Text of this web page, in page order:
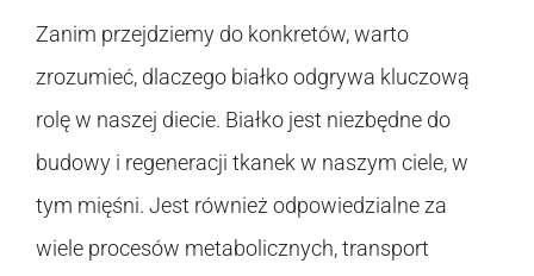
Zanim przejdziemy do konkretów, warto
zrozumieć, dlaczego białko odgrywa kluczową
rolę w naszej diecie. Białko jest niezbędne do
budowy i regeneracji tkanek w naszym ciele, w
tym mięśni. Jest również odpowiedzialne za
wiele procesów metabolicznych, transport